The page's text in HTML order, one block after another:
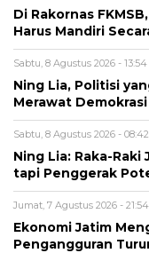
Di Rakornas
Harus Mandiri
Sabtu, 8 Agustus 2026 -
Ning Lia, Politisi
Merawat
Sabtu, 8 Agustus 2026 -
Ning Lia: Raka-
tapi Penggerak
Jumat, 7 Agustus 2026 -
Ekonomi Jatim
Pengangguran